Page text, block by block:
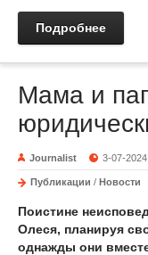
Подробнее
Мама и
Journalist 3-07-
Публикации / Новости
Поистине
Олеся, планируя
однажды они